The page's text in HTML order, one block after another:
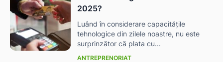
2025?
Luând în considerare capacitățile
tehnologice din zilele noastre, nu este
surprinzător că plata cu...
ANTREPRENORIAT